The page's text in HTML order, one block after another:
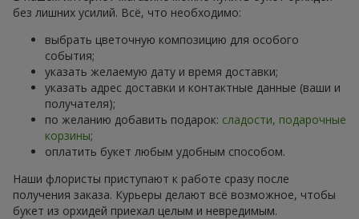
без лишних усилий. Всё, что необходимо:
выбрать цветочную композицию для особого
события;
указать желаемую дату и время доставки;
указать адрес доставки и контактные данные (ваши и
получателя);
по желанию добавить подарок: сладости, подарочные
корзины;
оплатить букет любым удобным способом.
Наши флористы приступают к работе сразу после
получения заказа. Курьеры делают всё возможное, чтобы
букет из орхидей приехал целым и невредимым.